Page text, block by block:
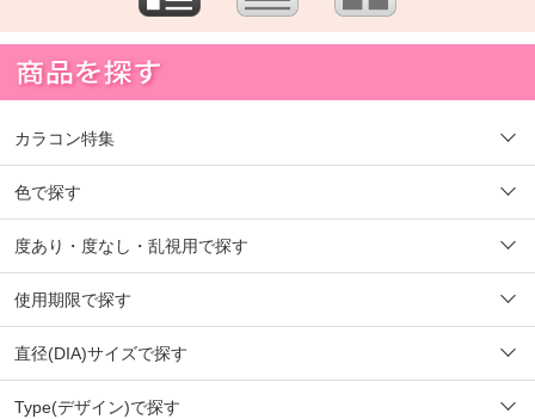
カラコン特集
色で探す
度あり・度なし・乱視用で探す
使用期限で探す
直径(DIA)サイズで探す
Type(デザイン)で探す